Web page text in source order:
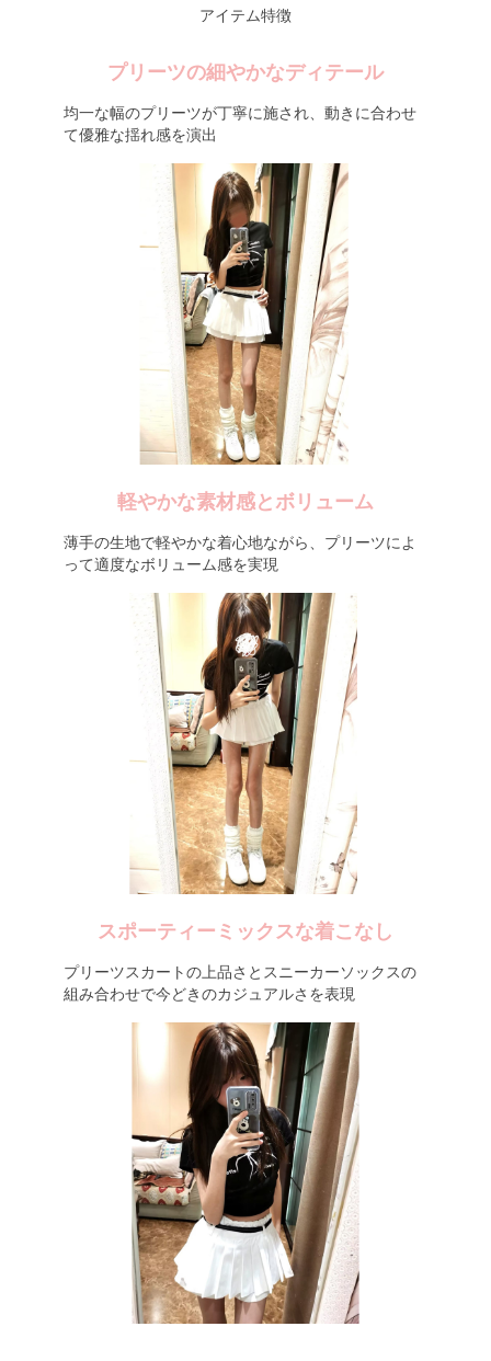
アイテム特徴
プリーツの細やかなディテール
均一な幅のプリーツが丁寧に施され、動きに合わせ
て優雅な揺れ感を演出
軽やかな素材感とボリューム
薄手の生地で軽やかな着心地ながら、プリーツによ
って適度なボリューム感を実現
スポーティーミックスな着こなし
プリーツスカートの上品さとスニーカーソックスの
組み合わせで今どきのカジュアルさを表現